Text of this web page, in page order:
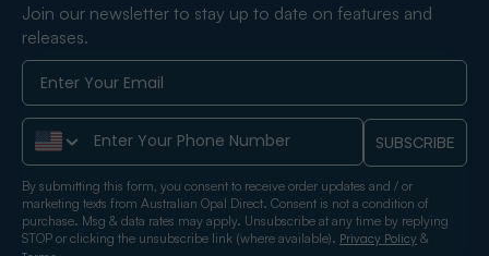
Join our newsletter to stay up to date on features and
releases.
Phone Number SUBSCRIBE
By submitting this form, you consent to receive order updates and / or
marketing texts from Australian Opal Direct. Consent is not a condition of
purchase. Msg & data rates may apply. Unsubscribe at any time by replying
STOP or clicking the unsubscribe link (where available). Privacy Policy &